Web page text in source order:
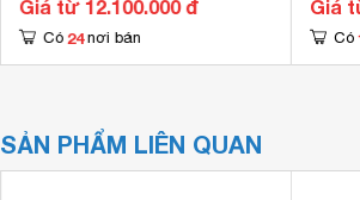
Giá từ 12.100.000 đ
Có 24 nơi bán
Giá
Có
SẢN PHẨM LIÊN QUAN